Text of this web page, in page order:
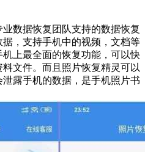
数据恢复团队支持的数据恢复
，支持手机中的视频，文档等
上最全面的恢复功能，可以快
文件。而且照片恢复精灵可以
露手机的数据，是手机照片书